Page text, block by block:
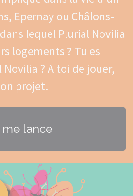
Epernay ou Châlons-
lequel Plurial Novilia
logements ? Tu es
? A toi de jouer,
projet.
me lance